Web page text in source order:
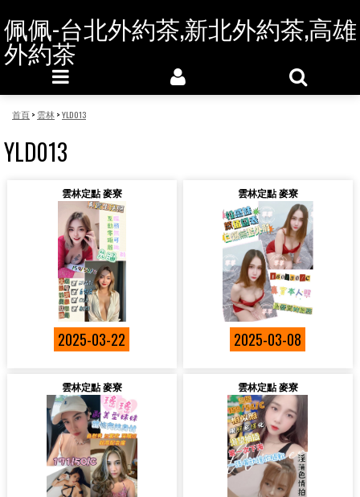
佩佩-台北外約茶,新北外約茶,高雄
外約茶
首頁> 雲林>YLD013
YLD013
雲林定點 麥寮
2025-03-22
雲林定點 麥寮
2025-03-08
雲林定點 麥寮 雲林定點 麥寮